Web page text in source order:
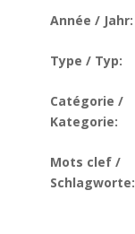
Année / Jahr:
Type / Typ:
Catégorie /
Kategorie:
Mots clef /
Schlagworte: